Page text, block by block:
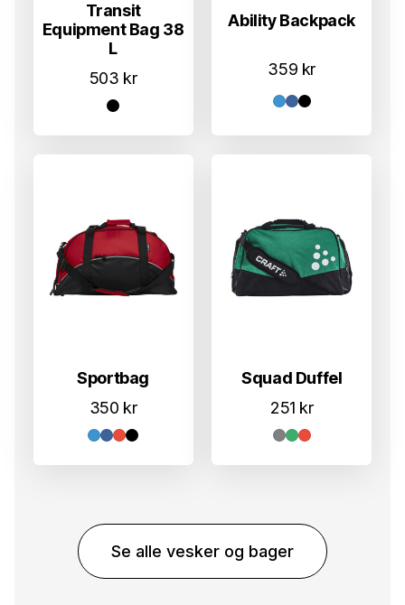
Transit
Equipment Bag 38
L
503 kr
Ability Backpack
359 kr
Sportbag
350 kr
Squad Duffel
251 kr
Se alle vesker og bager